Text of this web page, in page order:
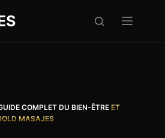
COMPLET DU BIEN-ÊTRE ET
MASAJES